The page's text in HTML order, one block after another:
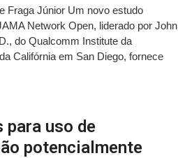
Fraga Júnior Um novo estudo
Network Open, liderado por John
do Qualcomm Institute da
Califórnia em San Diego, fornece
para uso de
potencialmente